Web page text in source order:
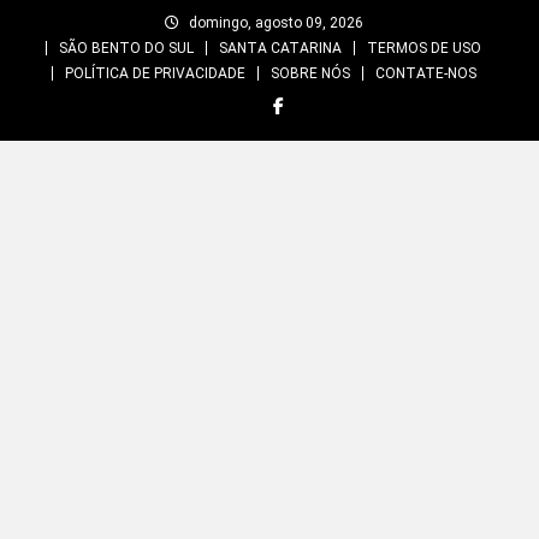
domingo, agosto 09, 2026
SÃO BENTO DO SUL
SANTA CATARINA
TERMOS DE USO
POLÍTICA DE PRIVACIDADE
SOBRE NÓS CONTATE-NOS